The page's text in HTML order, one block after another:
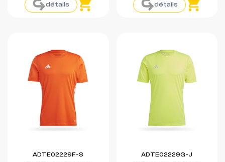
détails détails
ADTE02229F-S ADTE02229G-J